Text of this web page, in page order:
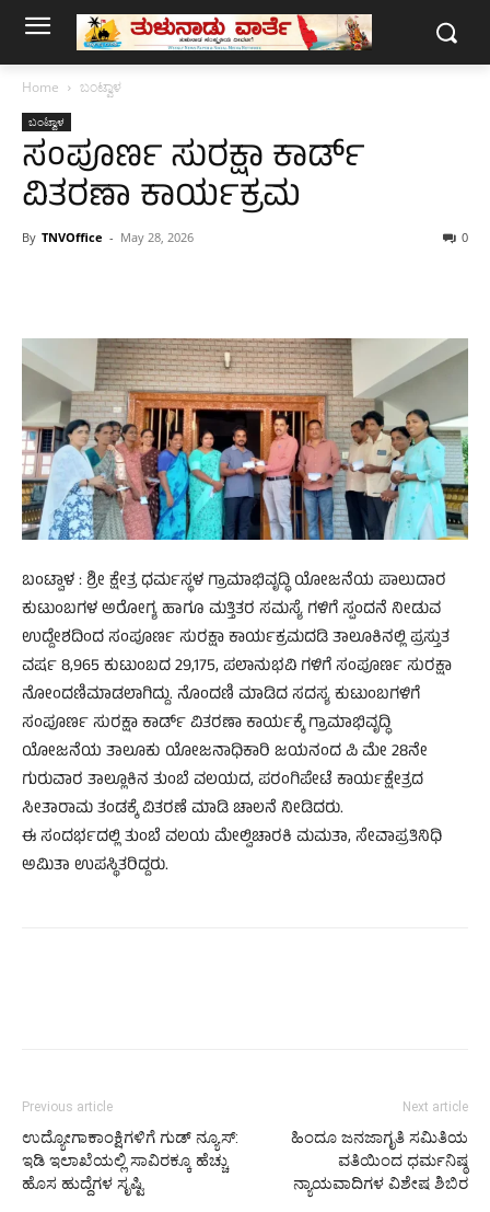
Home ಬಂಟ್ವಾಳ
ಬಂಟ್ವಾಳ
ಸಂಪೂರ್ಣ ಸುರಕ್ಷಾ ಕಾರ್ಡ್
ವಿತರಣಾ ಕಾರ್ಯಕ್ರಮ
By TNVOffice - May 28, 2026 0
ಬಂಟ್ವಾಳ : ಶ್ರೀ ಕ್ಷೇತ್ರ ಧರ್ಮಸ್ಥಳ ಗ್ರಾಮಾಭಿವೃದ್ಧಿ ಯೋಜನೆಯ ಪಾಲುದಾರ
ಕುಟುಂಬಗಳ ಅರೋಗ್ಯ ಹಾಗೂ ಮತ್ತಿತರ ಸಮಸ್ಯೆ ಗಳಿಗೆ ಸ್ಪಂದನೆ ನೀಡುವ
ಉದ್ದೇಶದಿಂದ ಸಂಪೂರ್ಣ ಸುರಕ್ಷಾ ಕಾರ್ಯಕ್ರಮದಡಿ ತಾಲೂಕಿನಲ್ಲಿ ಪ್ರಸ್ತುತ
ವರ್ಷ 8,965 ಕುಟುಂಬದ 29,175, ಪಲಾನುಭವಿ ಗಳಿಗೆ ಸಂಪೂರ್ಣ ಸುರಕ್ಷಾ
ನೋಂದಣಿಮಾಡಲಾಗಿದ್ದು. ನೊಂದಣಿ ಮಾಡಿದ ಸದಸ್ಯ ಕುಟುಂಬಗಳಿಗೆ
ಸಂಪೂರ್ಣ ಸುರಕ್ಷಾ ಕಾರ್ಡ್ ವಿತರಣಾ ಕಾರ್ಯಕ್ಕೆ ಗ್ರಾಮಾಭಿವೃದ್ಧಿ
ಯೋಜನೆಯ ತಾಲೂಕು ಯೋಜನಾಧಿಕಾರಿ ಜಯನಂದ ಪಿ ಮೇ 28ನೇ
ಗುರುವಾರ ತಾಲ್ಲೂಕಿನ ತುಂಬೆ ವಲಯದ, ಪರಂಗಿಪೇಟೆ ಕಾರ್ಯಕ್ಷೇತ್ರದ
ಸೀತಾರಾಮ ತಂಡಕ್ಕೆ ವಿತರಣೆ ಮಾಡಿ ಚಾಲನೆ ನೀಡಿದರು.
ಈ ಸಂದರ್ಭದಲ್ಲಿ ತುಂಬೆ ವಲಯ ಮೇಲ್ವಿಚಾರಕಿ ಮಮತಾ, ಸೇವಾಪ್ರತಿನಿಧಿ
ಅಮಿತಾ ಉಪಸ್ಥಿತರಿದ್ದರು.
Previous article
ಉದ್ಯೋಗಾಕಾಂಕ್ಷಿಗಳಿಗೆ ಗುಡ್ ನ್ಯೂಸ್​:
ಇಡಿ ಇಲಾಖೆಯಲ್ಲಿ ಸಾವಿರಕ್ಕೂ ಹೆಚ್ಚು
ಹೊಸ ಹುದ್ದೆಗಳ ಸೃಷ್ಟಿ
Next article
ಹಿಂದೂ ಜನಜಾಗೃತಿ ಸಮಿತಿಯ
ವತಿಯಿಂದ ಧರ್ಮನಿಷ್ಠ
ನ್ಯಾಯವಾದಿಗಳ ವಿಶೇಷ ಶಿಬಿರ